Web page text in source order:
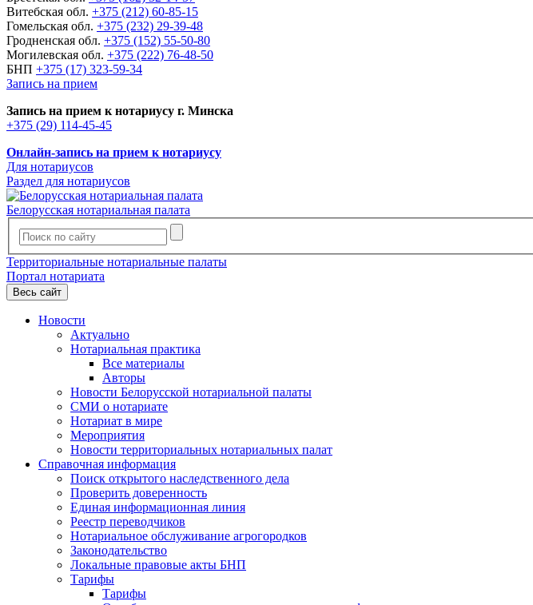
Витебская обл. +375 (212) 60-85-15
Гомельская обл. +375 (232) 29-39-48
Гродненская обл. +375 (152) 55-50-80
Могилевская обл. +375 (222) 76-48-50
БНП +375 (17) 323-59-34
Запись на прием
Запись на прием к нотариусу г. Минска
+375 (29) 114-45-45
Онлайн-запись на прием к нотариусу
Для нотариусов
Раздел для нотариусов
Белорусская нотариальная палата
Территориальные нотариальные палаты
Портал нотариата
Весь сайт
Новости
Актуально
Нотариальная практика
Все материалы
Авторы
Новости Белорусской нотариальной палаты
СМИ о нотариате
Нотариат в мире
Мероприятия
Новости территориальных нотариальных палат
Справочная информация
Поиск открытого наследственного дела
Проверить доверенность
Единая информационная линия
Реестр переводчиков
Нотариальное обслуживание агрогородков
Законодательство
Локальные правовые акты БНП
Тарифы
Тарифы